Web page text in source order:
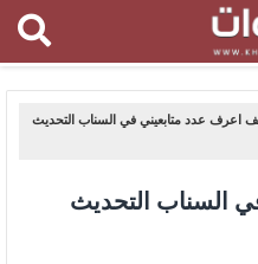
اعرف عدد متابعيني في السناب التحديث
السناب التحديث